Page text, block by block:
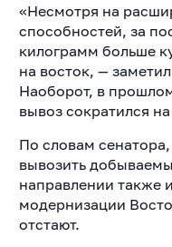
«Несмотря на
способностей, за
килограмм больше
на восток, —
Наоборот, в
вывоз сократился
По словам
вывозить
направлении также
модернизации
отстают.